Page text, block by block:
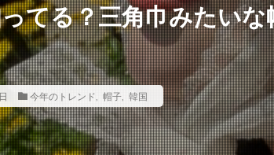
てる？三角巾みたい
今年のトレンド 帽子, 韓国